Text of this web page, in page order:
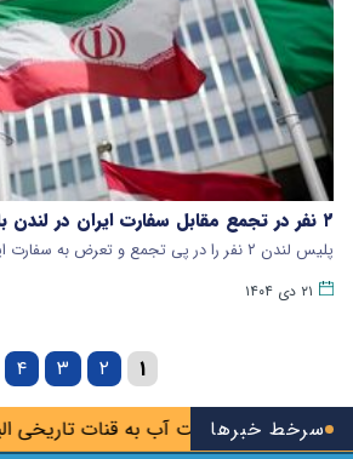
سرخط خبرها
بازگشت آب به قنات تاریخی الیگودرز شد
۲ نفر در تجمع مقابل سفارت ایران در لندن بازداشت شدند
پلیس لندن ۲ نفر را در پی تجمع و تعرض به سفارت ایران در لندن بازداشت کرد.
۲۱ دی ۱۴۰۴
۱ ۲ ۳ ۴